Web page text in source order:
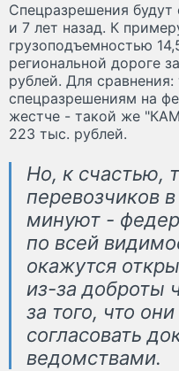
Спецразрешения будут
и 7 лет назад. К
грузоподъемностью
региональной дороге
рублей. Для
спецразрешениям на
жестче - такой же
223 тыс. рублей.
Но, к счастью,
перевозчиков
минуют -
по всей
окажутся
из-за доброты
за того, что
согласовать
ведомствами.